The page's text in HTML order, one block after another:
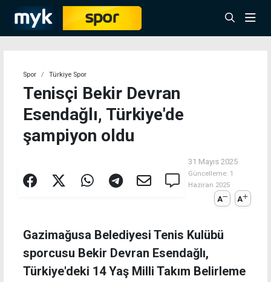
Spor Türkiye Spor
Tenisçi Bekir Devran
Esendağlı, Türkiye'de
şampiyon oldu
31 Mayıs 2025
Güncelleme: 1
Haziran 2025
A A
Gazimağusa Belediyesi Tenis Kulübü
sporcusu Bekir Devran Esendağlı,
Türkiye'deki 14 Yaş Milli Takım Belirleme